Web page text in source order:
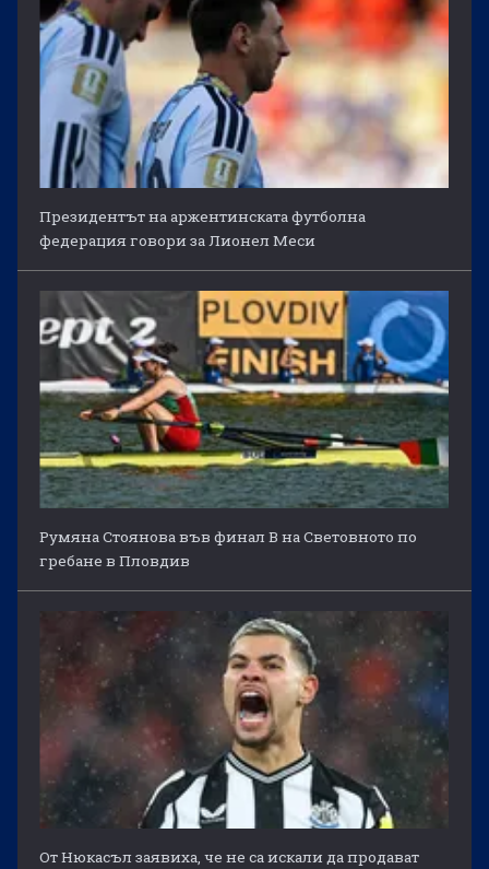
Президентът на аржентинската футболна
федерация говори за Лионел Меси
Румяна Стоянова във финал B на Световното по
гребане в Пловдив
От Нюкасъл заявиха, че не са искали да продават